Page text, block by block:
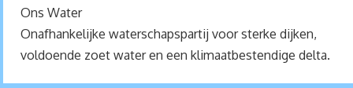
Ons Water
Onafhankelijke waterschapspartij voor sterke dijken,
voldoende zoet water en een klimaatbestendige delta.